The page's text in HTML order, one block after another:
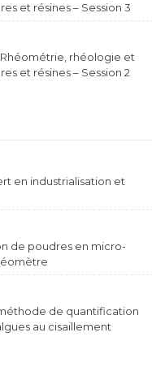
et résines – Session 3
rhéologie et
et résines – Session 2
en industrialisation et
de poudres en micro-
de quantification
au cisaillement